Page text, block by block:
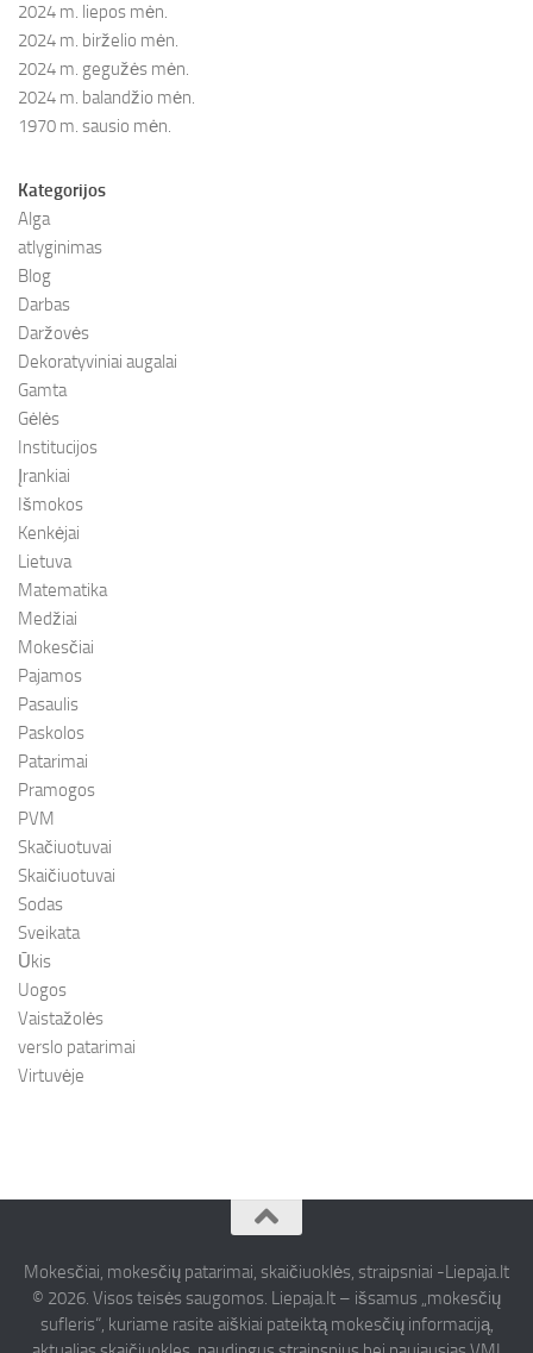
2024 m. liepos mėn.
2024 m. birželio mėn.
2024 m. gegužės mėn.
2024 m. balandžio mėn.
1970 m. sausio mėn.
Kategorijos
Alga
atlyginimas
Blog
Darbas
Daržovės
Dekoratyviniai augalai
Gamta
Gėlės
Institucijos
Įrankiai
Išmokos
Kenkėjai
Lietuva
Matematika
Medžiai
Mokesčiai
Pajamos
Pasaulis
Paskolos
Patarimai
Pramogos
PVM
Skačiuotuvai
Skaičiuotuvai
Sodas
Sveikata
Ūkis
Uogos
Vaistažolės
verslo patarimai
Virtuvėje
Mokesčiai, mokesčių patarimai, skaičiuoklės, straipsniai -Liepaja.lt
© 2026. Visos teisės saugomos. Liepaja.lt – išsamus „mokesčių
sufleris“, kuriame rasite aiškiai pateiktą mokesčių informaciją,